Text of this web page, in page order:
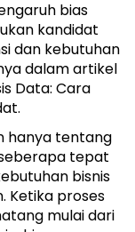
bias
kandidat
dan kebutuhan
dalam artikel
Data: Cara
hanya tentang
tepat
bisnis
Ketika proses
mulai dari